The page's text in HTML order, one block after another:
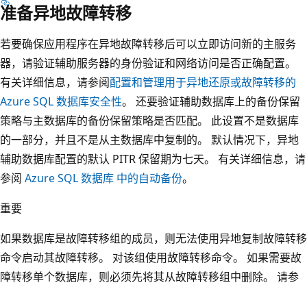
准备异地故障转移
若要确保应用程序在异地故障转移后可以立即访问新的主服务
器，请验证辅助服务器的身份验证和网络访问是否正确配置。
有关详细信息，请参阅配置和管理用于异地还原或故障转移的
Azure SQL 数据库安全性。 还要验证辅助数据库上的备份保留
策略与主数据库的备份保留策略是否匹配。 此设置不是数据库
的一部分，并且不是从主数据库中复制的。 默认情况下，异地
辅助数据库配置的默认 PITR 保留期为七天。 有关详细信息，请
参阅 Azure SQL 数据库 中的自动备份。
重要
如果数据库是故障转移组的成员，则无法使用异地复制故障转移
命令启动其故障转移。 对该组使用故障转移命令。 如果需要故
障转移单个数据库，则必须先将其从故障转移组中删除。 请参